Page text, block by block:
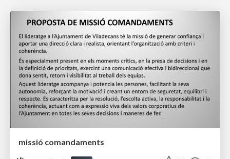
missió comandaments